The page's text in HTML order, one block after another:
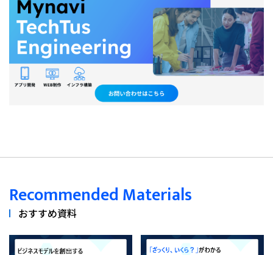
Recommended Materials
おすすめ資料